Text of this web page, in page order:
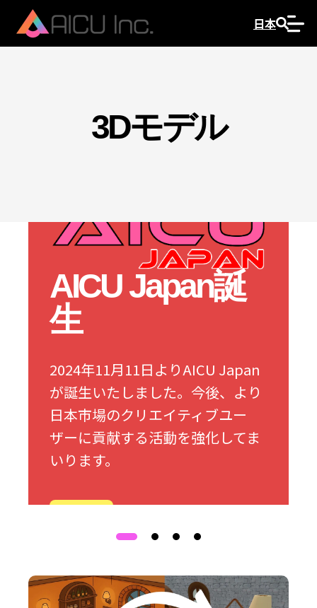
日本
3Dモデル
AICU Japan誕
生
2024年11月11日よりAICU Japan
が誕生いたしました。今後、より
日本市場のクリエイティブユー
ザーに貢献する活動を強化してま
いります。